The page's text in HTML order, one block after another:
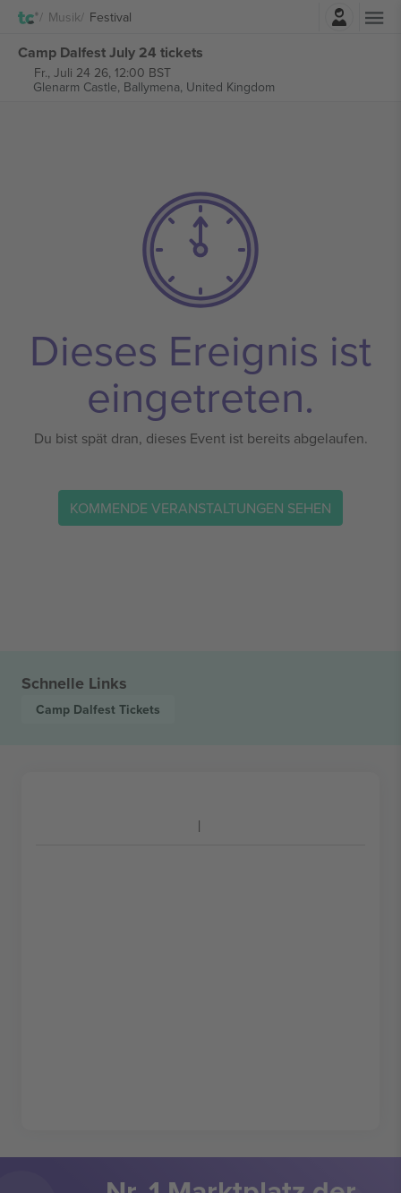
Musik Festival
Camp Dalfest July 24 tickets
Fr., Juli 24 26, 12:00 BST
Glenarm Castle, Ballymena, United Kingdom
Dieses Ereignis ist
eingetreten.
Du bist spät dran, dieses Event ist bereits abgelaufen.
KOMMENDE VERANSTALTUNGEN SEHEN
Schnelle Links
Camp Dalfest Tickets